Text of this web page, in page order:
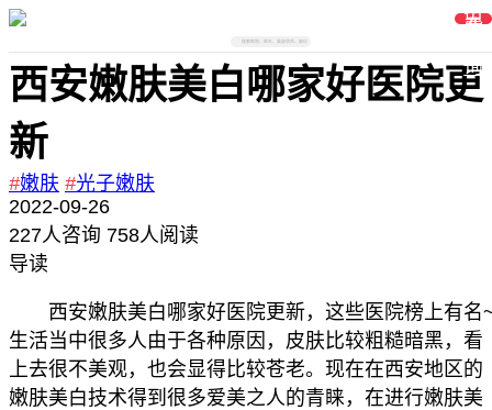
搜索医院、医生、美容项目、部位
西安嫩肤美白哪家好医院更
新
#嫩肤 #光子嫩肤
2022-09-26
免
费
线
咨
询
227人咨询 758人阅读
导读
西安嫩肤美白哪家好医院更新，这些医院榜上有名
生活当中很多人由于各种原因，皮肤比较粗糙暗黑，看
上去很不美观，也会显得比较苍老。现在在西安地区的
嫩肤美白技术得到很多爱美之人的青睐，在进行嫩肤美